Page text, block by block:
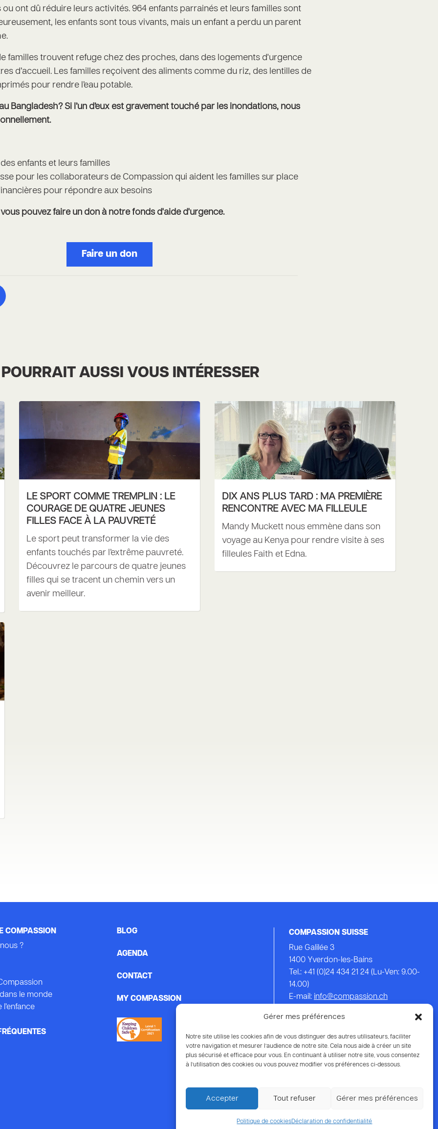
Gérer mes préférences
Notre site utilise les cookies afin de vous distinguer des autres utilisateurs, faciliter
votre navigation et mesurer l’audience de notre site. Cela nous aide à créer un site
plus sécurisé et efficace pour vous. En continuant à utiliser notre site, vous consentez
à l’utilisation des cookies ou vous pouvez modifier vos préférences ci-dessous.
Accepter Tout refuser Gérer mes préférences
Politique de cookiesDéclaration de confidentialité
ont dû réduire leurs activités. 964 enfants parrainés et leurs familles sont
les enfants sont tous vivants, mais un enfant a perdu un parent
familles trouvent refuge chez des proches, dans des logements d'urgence
d’accueil. Les familles reçoivent des aliments comme du riz, des lentilles de
pour rendre l’eau potable.
Bangladesh? Si l’un d’eux est gravement touché par les inondations, nous
enfants et leurs familles
pour les collaborateurs de Compassion qui aident les familles sur place
pour répondre aux besoins
pouvez faire un don à notre fonds d'aide d'urgence.
Faire un don
AUSSI VOUS INTÉRESSER
LE SPORT COMME TREMPLIN : LE
COURAGE DE QUATRE JEUNES
FILLES FACE À LA PAUVRETÉ
Le sport peut transformer la vie des
enfants touchés par l’extrême pauvreté.
Découvrez le parcours de quatre jeunes
filles qui se tracent un chemin vers un
avenir meilleur.
DIX ANS PLUS TARD : MA PREMIÈRE
RENCONTRE AVEC MA FILLEULE
Mandy Muckett nous emmène dans son
voyage au Kenya pour rendre visite à ses
filleules Faith et Edna.
COMPASSION
?
le monde
BLOG
AGENDA
CONTACT
MY COMPASSION
COMPASSION SUISSE
Rue Galilée 3
1400 Yverdon-les-Bains
Tel.: +41 (0)24 434 21 24 (Lu-Ven: 9.00-
14.00)
E-mail: info@compassion.ch
Vos donsà Compassion sont
déductibles des impôts.
Protection des données